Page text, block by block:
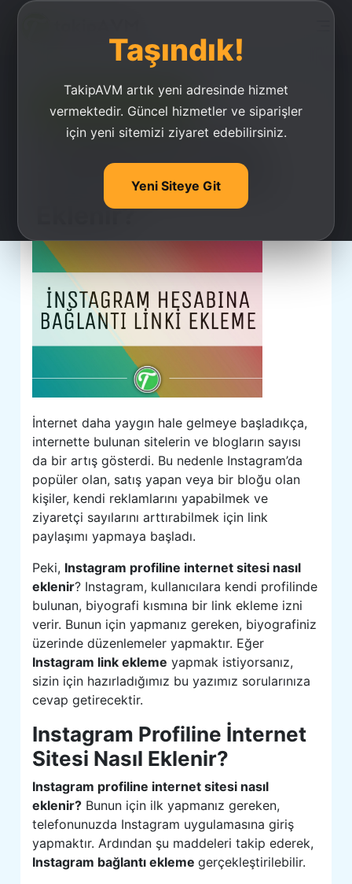
Taşındık!
TakipAVM artık yeni adresinde hizmet
vermektedir. Güncel hizmetler ve siparişler
için yeni sitemizi ziyaret edebilirsiniz.
Yeni Siteye Git
Ucuz Takipçi Satın Al
İnstagram Profiline
İnternet Sitesi Nasıl
Eklenir?
İnternet daha yaygın hale gelmeye başladıkça,
internette bulunan sitelerin ve blogların sayısı
da bir artış gösterdi. Bu nedenle Instagram’da
popüler olan, satış yapan veya bir bloğu olan
kişiler, kendi reklamlarını yapabilmek ve
ziyaretçi sayılarını arttırabilmek için link
paylaşımı yapmaya başladı.
Peki, Instagram profiline internet sitesi nasıl
eklenir? Instagram, kullanıcılara kendi profilinde
bulunan, biyografi kısmına bir link ekleme izni
verir. Bunun için yapmanız gereken, biyografiniz
üzerinde düzenlemeler yapmaktır. Eğer
Instagram link ekleme yapmak istiyorsanız,
sizin için hazırladığımız bu yazımız sorularınıza
cevap getirecektir.
Instagram Profiline İnternet
Sitesi Nasıl Eklenir?
Instagram profiline internet sitesi nasıl
eklenir? Bunun için ilk yapmanız gereken,
telefonunuzda Instagram uygulamasına giriş
yapmaktır. Ardından şu maddeleri takip ederek,
Instagram bağlantı eklemegerçekleştirilebilir.